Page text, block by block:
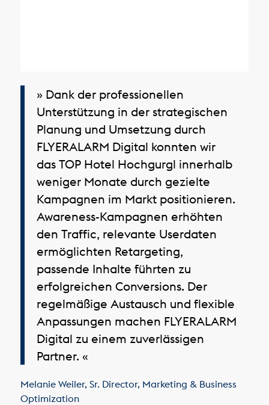
» Dank der professionellen
Unterstützung in der strategischen
Planung und Umsetzung durch
FLYERALARM Digital konnten wir
das TOP Hotel Hochgurgl innerhalb
weniger Monate durch gezielte
Kampagnen im Markt positionieren.
Awareness-Kampagnen erhöhten
den Traffic, relevante Userdaten
ermöglichten Retargeting,
passende Inhalte führten zu
erfolgreichen Conversions. Der
regelmäßige Austausch und flexible
Anpassungen machen FLYERALARM
Digital zu einem zuverlässigen
Partner. «
Melanie Weiler, Sr. Director, Marketing & Business
Optimization